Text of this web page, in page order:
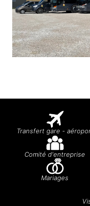
Transfert gare -
Comité d'entreprise
Mariages